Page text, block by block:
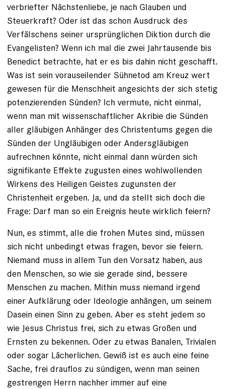
verbriefter Nächstenliebe, je nach Glauben und
Steuerkraft? Oder ist das schon Ausdruck des
Verfälschens seiner ursprünglichen Diktion durch die
Evangelisten? Wenn ich mal die zwei Jahrtausende bis
Benedict betrachte, hat er es bis dahin nicht geschafft.
Was ist sein vorauseilender Sühnetod am Kreuz wert
gewesen für die Menschheit angesichts der sich stetig
potenzierenden Sünden? Ich vermute, nicht einmal,
wenn man mit wissenschaftlicher Akribie die Sünden
aller gläubigen Anhänger des Christentums gegen die
Sünden der Ungläubigen oder Andersgläubigen
aufrechnen könnte, nicht einmal dann würden sich
signifikante Effekte zugusten eines wohlwollenden
Wirkens des Heiligen Geistes zugunsten der
Christenheit ergeben. Ja, und da stellt sich doch die
Frage: Darf man so ein Ereignis heute wirklich feiern?
Nun, es stimmt, alle die frohen Mutes sind, müssen
sich nicht unbedingt etwas fragen, bevor sie feiern.
Niemand muss in allem Tun den Vorsatz haben, aus
den Menschen, so wie sie gerade sind, bessere
Menschen zu machen. Mithin muss niemand irgend
einer Aufklärung oder Ideologie anhängen, um seinem
Dasein einen Sinn zu geben. Aber es steht jedem so
wie Jesus Christus frei, sich zu etwas Großen und
Ernsten zu bekennen. Oder zu etwas Banalen, Trivialen
oder sogar Lächerlichen. Gewiß ist es auch eine feine
Sache, frei drauflos zu sündigen, wenn man seinen
gestrengen Herrn nachher immer auf eine